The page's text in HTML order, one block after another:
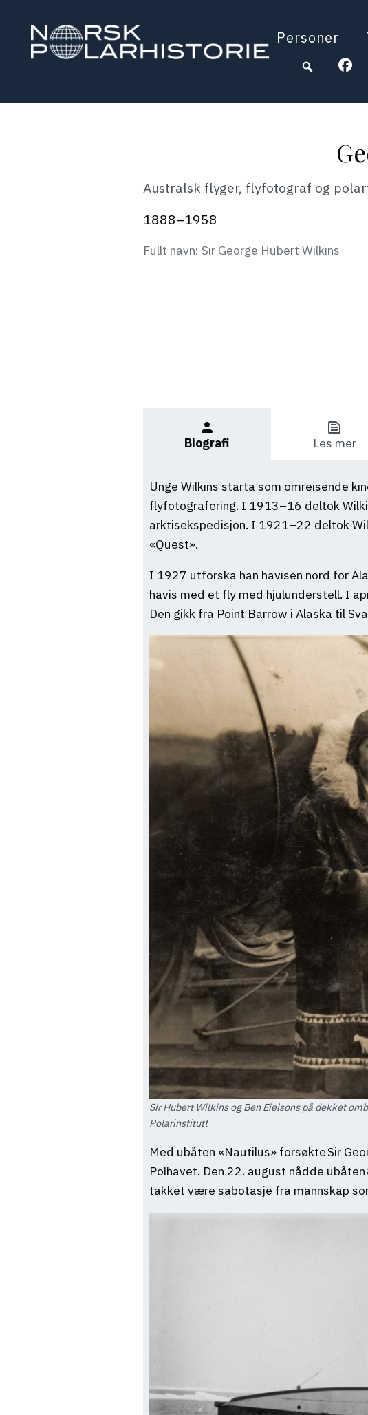
hovedinnholdet
Personer
Australsk flyger, flyfotograf og
1888–1958
Fullt navn: Sir George Hubert Wilkins
person
Biografi
text_snippet
Les mer
Unge Wilkins starta som omreisende
flyfotografering. I 1913–16 deltok
arktisekspedisjon. I 1921–22 deltok
«Quest».
I 1927 utforska han havisen nord for
havis med et fly med hjulunderstell. I
Den gikk fra Point Barrow i Alaska til
Sir Hubert Wilkins og Ben Eielsons på dekket
Polarinstitutt
Med ubåten «Nautilus» forsøkte Sir
Polhavet. Den 22. august nådde
takket være sabotasje fra mannskap